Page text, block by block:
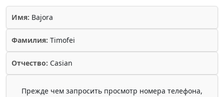
Имя: Bajora
Фамилия: Timofei
Отчество: Casian
Прежде чем запросить просмотр номера телефона,